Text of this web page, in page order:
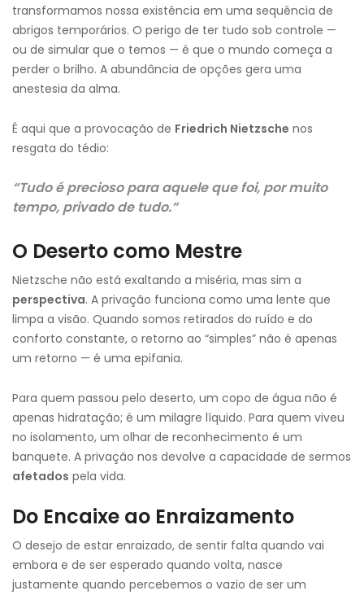
transformamos nossa existência em uma sequência de
abrigos temporários. O perigo de ter tudo sob controle —
ou de simular que o temos — é que o mundo começa a
perder o brilho. A abundância de opções gera uma
anestesia da alma.
É aqui que a provocação de Friedrich Nietzsche nos
resgata do tédio:
“Tudo é precioso para aquele que foi, por muito
tempo, privado de tudo.”
O Deserto como Mestre
Nietzsche não está exaltando a miséria, mas sim a
perspectiva. A privação funciona como uma lente que
limpa a visão. Quando somos retirados do ruído e do
conforto constante, o retorno ao “simples” não é apenas
um retorno — é uma epifania.
Para quem passou pelo deserto, um copo de água não é
apenas hidratação; é um milagre líquido. Para quem viveu
no isolamento, um olhar de reconhecimento é um
banquete. A privação nos devolve a capacidade de sermos
afetados pela vida.
Do Encaixe ao Enraizamento
O desejo de estar enraizado, de sentir falta quando vai
embora e de ser esperado quando volta, nasce
justamente quando percebemos o vazio de ser um